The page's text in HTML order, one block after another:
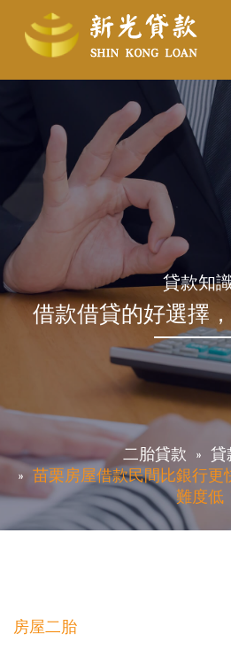
貸款知
借款借貸的好選擇
二胎貸款
貸
苗栗房屋借款民間比銀行更
難度低
房屋二胎